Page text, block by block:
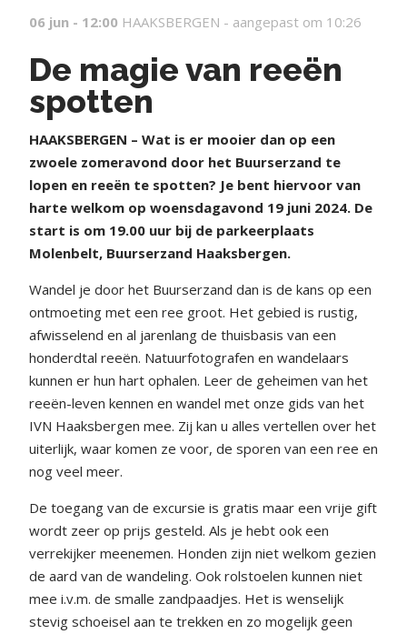
06 jun - 12:00 HAAKSBERGEN - aangepast om 10:26
De magie van reeën
spotten
HAAKSBERGEN – Wat is er mooier dan op een
zwoele zomeravond door het Buurserzand te
lopen en reeën te spotten? Je bent hiervoor van
harte welkom op woensdagavond 19 juni 2024. De
start is om 19.00 uur bij de parkeerplaats
Molenbelt, Buurserzand Haaksbergen.
Wandel je door het Buurserzand dan is de kans op een
ontmoeting met een ree groot. Het gebied is rustig,
afwisselend en al jarenlang de thuisbasis van een
honderdtal reeën. Natuurfotografen en wandelaars
kunnen er hun hart ophalen. Leer de geheimen van het
reeën-leven kennen en wandel met onze gids van het
IVN Haaksbergen mee. Zij kan u alles vertellen over het
uiterlijk, waar komen ze voor, de sporen van een ree en
nog veel meer.
De toegang van de excursie is gratis maar een vrije gift
wordt zeer op prijs gesteld. Als je hebt ook een
verrekijker meenemen. Honden zijn niet welkom gezien
de aard van de wandeling. Ook rolstoelen kunnen niet
mee i.v.m. de smalle zandpaadjes. Het is wenselijk
stevig schoeisel aan te trekken en zo mogelijk geen